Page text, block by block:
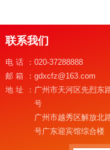
联系我们
电话： 020-37288888
邮箱： gdxcfz@163.com
地址： 广州市天河区先烈东
号
广州市越秀区解放北
号广东迎宾馆综合楼